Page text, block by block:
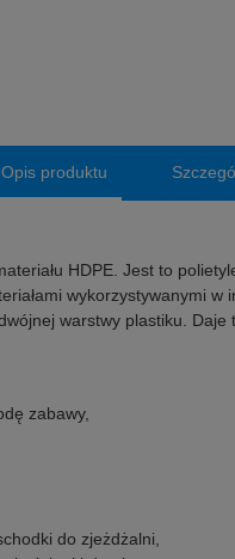
Opis produktu
HDPE. Jest to
wykorzystywanymi w
warstwy plastiku.
zabawy,
do zjeżdżalni,